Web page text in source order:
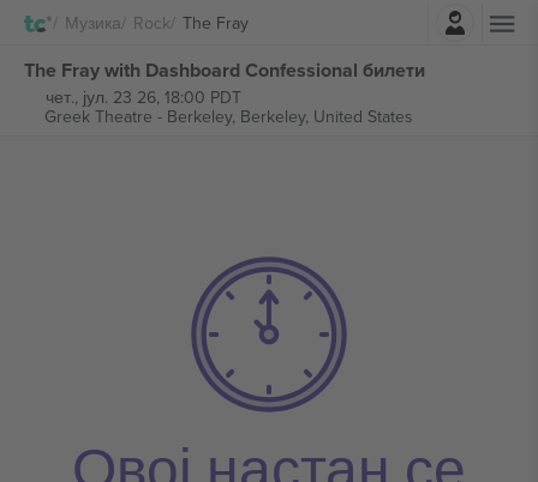
Музика Rock The Fray
The Fray with Dashboard Confessional билети
чет., јул. 23 26, 18:00 PDT
Greek Theatre - Berkeley, Berkeley, United States